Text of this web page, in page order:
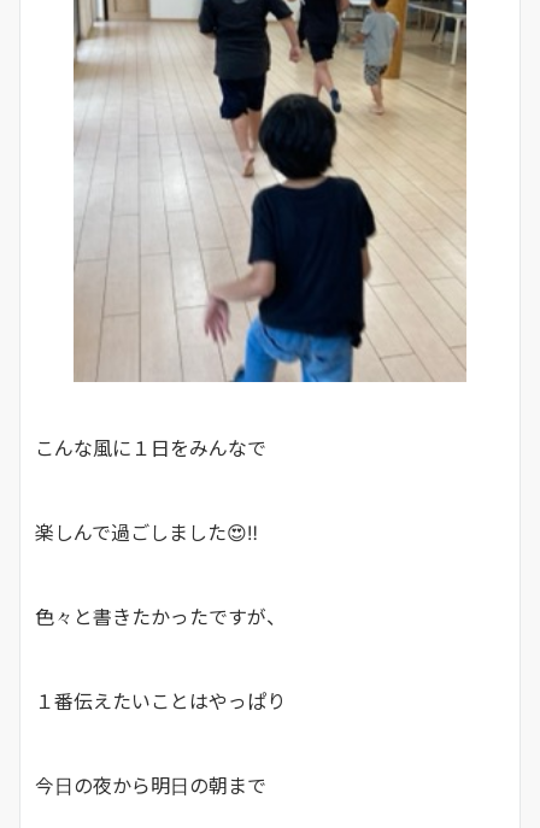
こんな風に１日をみんなで
楽しんで過ごしました😍‼
色々と書きたかったですが、
１番伝えたいことはやっぱり
今日の夜から明日の朝まで